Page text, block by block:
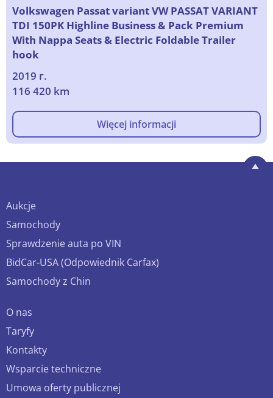
Volkswagen Passat variant VW PASSAT VARIANT
TDI 150PK Highline Business & Pack Premium
With Nappa Seats & Electric Foldable Trailer
hook
2019 г.
116 420 km
Więcej informacji
Aukcje
Samochody
Sprawdzenie auta po VIN
BidCar-USA (Odpowiednik Carfax)
Samochody z Chin
O nas
Taryfy
Kontakty
Wsparcie techniczne
Umowa oferty publicznej